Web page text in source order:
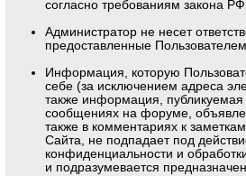
согласно требованиям закона РФ.
Администратор не несет
предоставленные
Информация, которую
себе (за исключением адреса
также информация,
сообщениях на форуме,
также в комментариях к
Сайта, не подпадает под
конфиденциальности и
и подразумевается